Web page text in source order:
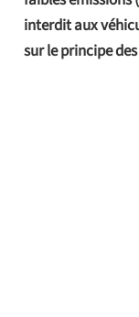
interdit aux
sur le principe